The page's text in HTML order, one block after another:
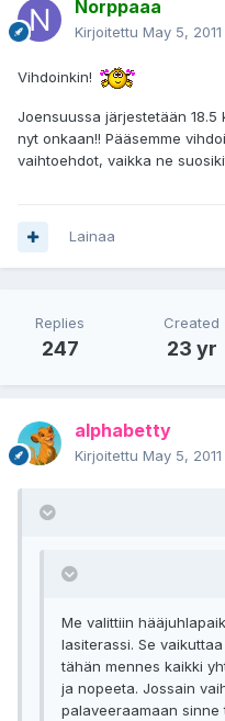
Norppaaa
Kirjoitettu May 5, 2011
Vihdoinkin!
Joensuussa järjestetään 18.5
nyt onkaan!! Pääsemme
vaihtoehdot, vaikka ne
Lainaa
Replies
247
Created
23 yr
alphabetty
Kirjoitettu May 5, 2011
Me valittiin
lasiterassi. Se
tähän mennes kaikki
ja nopeeta. Jossain
palaveeraamaan sinne